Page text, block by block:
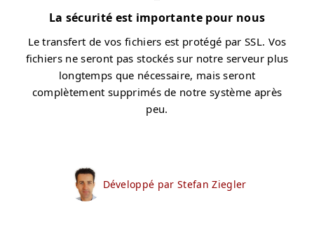
La sécurité est importante pour nous
Le transfert de vos fichiers est protégé par SSL. Vos
fichiers ne seront pas stockés sur notre serveur plus
longtemps que nécessaire, mais seront
complètement supprimés de notre système après
peu.
Développé par Stefan Ziegler